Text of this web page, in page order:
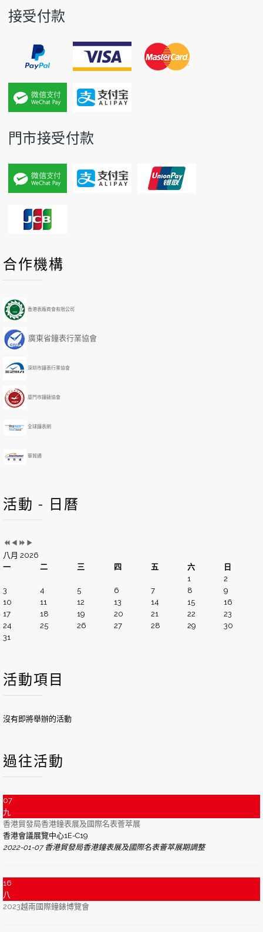
接受付款
門市接受付款
合作機構
香港表廠商會有限公司
廣東省鐘表行業協會
深圳市鐘表行業協會
廈門市鐘錶協會
全球鐘表網
華貿通
活動 - 日曆
r
e
o
s
a
P
r
e
i
o
u
s
M
o
n
h
N
e
x
Y
e
a
r
N
e
x
八月 2026
一
二 三 四 五 六
日
1
2
3
4 5 6 7 8
9
10
11 12 13 14 15
16
17
18 19 20 21 22
23
24
25 26 27 28 29
30
31
活動項目
沒有即將舉辦的活動
過往活動
07
九
香港貿發局香港鐘表展及國際名表薈萃展
香港會議展覽中心1E-C19
2022-01-07 香港貿發局香港鐘表展及國際名表薈萃展期調整
16
八
2023越南國際鐘錶博覽會